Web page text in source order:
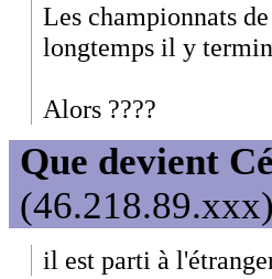
Les championnats
longtemps il y
Alors ????
Que devient
il est parti à